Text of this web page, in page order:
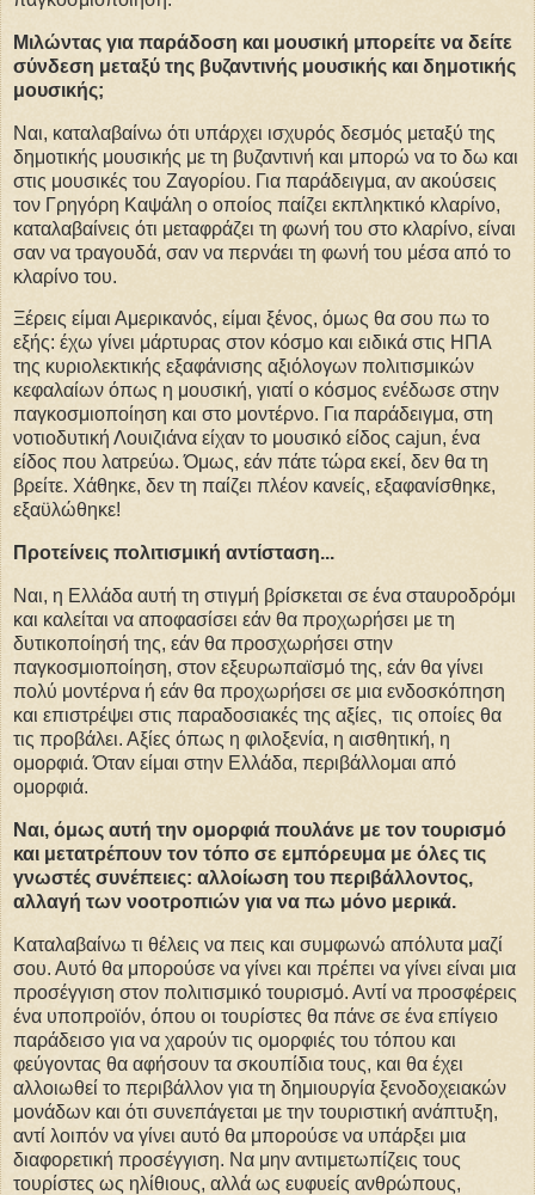
Μιλώντας για παράδοση και μουσική μπορείτε να δείτε
σύνδεση μεταξύ της βυζαντινής μουσικής και δημοτικής
μουσικής;
Ναι, καταλαβαίνω ότι υπάρχει ισχυρός δεσμός μεταξύ της
δημοτικής μουσικής με τη βυζαντινή και μπορώ να το δω και
στις μουσικές του Ζαγορίου. Για παράδειγμα, αν ακούσεις
τον Γρηγόρη Καψάλη ο οποίος παίζει εκπληκτικό κλαρίνο,
καταλαβαίνεις ότι μεταφράζει τη φωνή του στο κλαρίνο, είναι
σαν να τραγουδά, σαν να περνάει τη φωνή του μέσα από το
κλαρίνο του.
Ξέρεις είμαι Αμερικανός, είμαι ξένος, όμως θα σου πω το
εξής: έχω γίνει μάρτυρας στον κόσμο και ειδικά στις ΗΠΑ
της κυριολεκτικής εξαφάνισης αξιόλογων πολιτισμικών
κεφαλαίων όπως η μουσική, γιατί ο κόσμος ενέδωσε στην
παγκοσμιοποίηση και στο μοντέρνο. Για παράδειγμα, στη
νοτιοδυτική Λουιζιάνα είχαν το μουσικό είδος cajun, ένα
είδος που λατρεύω. Όμως, εάν πάτε τώρα εκεί, δεν θα τη
βρείτε. Χάθηκε, δεν τη παίζει πλέον κανείς, εξαφανίσθηκε,
εξαϋλώθηκε!
Προτείνεις πολιτισμική αντίσταση...
Ναι, η Ελλάδα αυτή τη στιγμή βρίσκεται σε ένα σταυροδρόμι
και καλείται να αποφασίσει εάν θα προχωρήσει με τη
δυτικοποίησή της, εάν θα προσχωρήσει στην
παγκοσμιοποίηση, στον εξευρωπαϊσμό της, εάν θα γίνει
πολύ μοντέρνα ή εάν θα προχωρήσει σε μια ενδοσκόπηση
και επιστρέψει στις παραδοσιακές της αξίες, τις οποίες θα
τις προβάλει. Αξίες όπως η φιλοξενία, η αισθητική, η
ομορφιά. Όταν είμαι στην Ελλάδα, περιβάλλομαι από
ομορφιά.
Ναι, όμως αυτή την ομορφιά πουλάνε με τον τουρισμό
και μετατρέπουν τον τόπο σε εμπόρευμα με όλες τις
γνωστές συνέπειες: αλλοίωση του περιβάλλοντος,
αλλαγή των νοοτροπιών για να πω μόνο μερικά.
Καταλαβαίνω τι θέλεις να πεις και συμφωνώ απόλυτα μαζί
σου. Αυτό θα μπορούσε να γίνει και πρέπει να γίνει είναι μια
προσέγγιση στον πολιτισμικό τουρισμό. Αντί να προσφέρεις
ένα υποπροϊόν, όπου οι τουρίστες θα πάνε σε ένα επίγειο
παράδεισο για να χαρούν τις ομορφιές του τόπου και
φεύγοντας θα αφήσουν τα σκουπίδια τους, και θα έχει
αλλοιωθεί το περιβάλλον για τη δημιουργία ξενοδοχειακών
μονάδων και ότι συνεπάγεται με την τουριστική ανάπτυξη,
αντί λοιπόν να γίνει αυτό θα μπορούσε να υπάρξει μια
διαφορετική προσέγγιση. Να μην αντιμετωπίζεις τους
τουρίστες ως ηλίθιους, αλλά ως ευφυείς ανθρώπους,